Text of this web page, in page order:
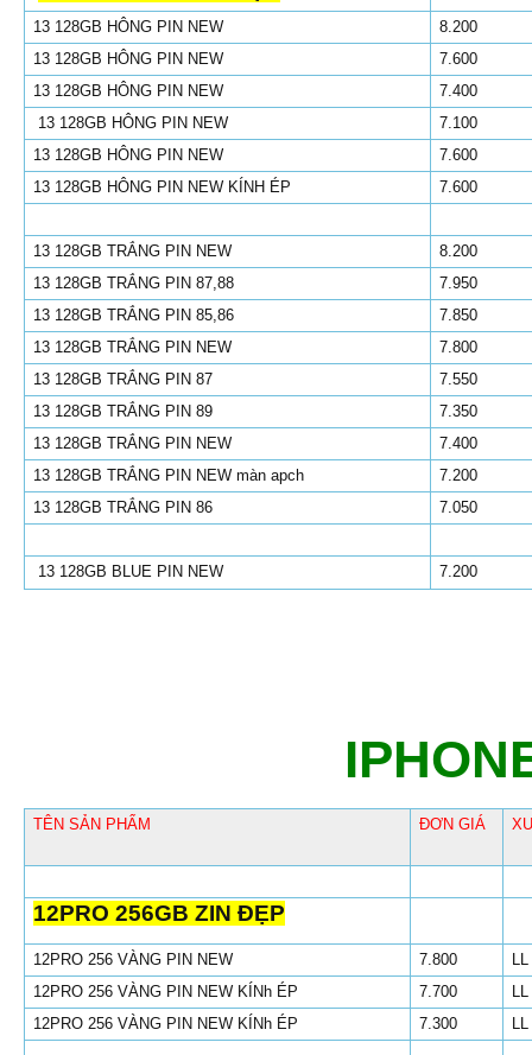
13 128GB HÔNG PIN NEW
8.200
13 128GB HÔNG PIN NEW
7.600
13 128GB HÔNG PIN NEW
7.400
13 128GB HÔNG PIN NEW
7.100
13 128GB HÔNG PIN NEW
7.600
13 128GB HÔNG PIN NEW KÍNH ÉP
7.600
13 128GB TRẮNG PIN NEW
8.200
13 128GB TRẮNG PIN 87,88
7.950
13 128GB TRẮNG PIN 85,86
7.850
13 128GB TRẮNG PIN NEW
7.800
13 128GB TRẮNG PIN 87
7.550
13 128GB TRẮNG PIN 89
7.350
13 128GB TRẮNG PIN NEW
7.400
13 128GB TRẮNG PIN NEW màn apch
7.200
13 128GB TRẮNG PIN 86
7.050
13 128GB BLUE PIN NEW 7.200
TÊN SẢN PHẨM ĐƠN GIÁ
12PRO 256GB ZIN ĐẸP
12PRO 256 VÀNG PIN NEW 7.800
12PRO 256 VÀNG PIN NEW KÍNh ÉP
7.700
12PRO 256 VÀNG PIN NEW KÍNh ÉP
7.300